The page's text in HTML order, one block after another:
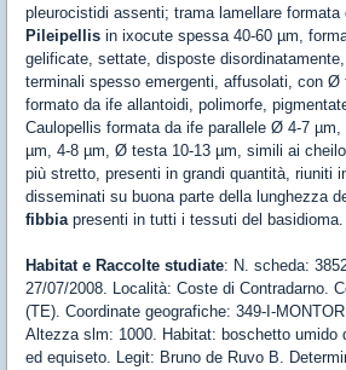
pleurocistidi assenti; trama lamellare
Pileipellis in ixocute spessa 40-60 µm,
gelificate, settate, disposte
terminali spesso emergenti, affusolati, con Ø
formato da ife allantoidi, polimorfe,
Caulopellis formata da ife parallele Ø 4-7 µm,
µm, 4-8 µm, Ø testa 10-13 µm, simili ai
più stretto, presenti in grandi quantità, riuniti
disseminati su buona parte della lunghezza
fibbia presenti in tutti i tessuti del basidioma.
Habitat e Raccolte studiate: N. scheda:
27/07/2008. Località: Coste di Contradarno.
(TE). Coordinate geografiche: 349-I-
Altezza slm: 1000. Habitat: boschetto umido
ed equiseto. Legit: Bruno de Ruvo B.